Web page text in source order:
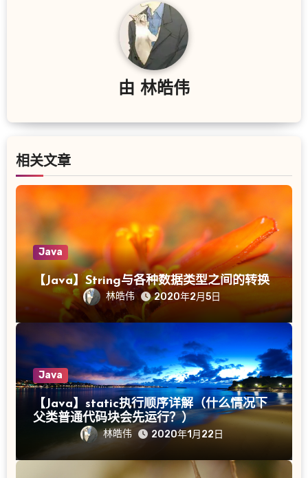
由 林皓伟
相关文章
Java
【Java】String与各种数据类型之间的转换
林皓伟 2020年2月5日
Java
【Java】static执行顺序详解（什么情况下
父类普通代码块会先运行？）
林皓伟 2020年1月22日